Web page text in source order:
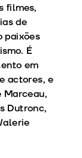
filmes,
de
paixões
É
em
actores, e
Marceau,
Dutronc,